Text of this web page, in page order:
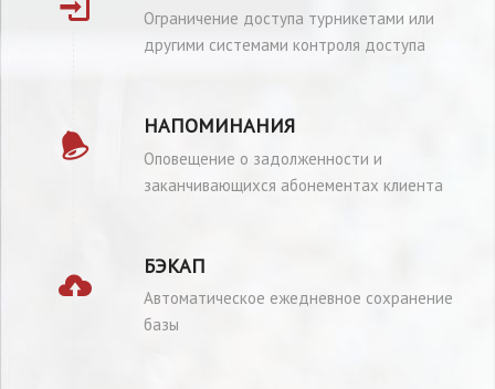
Ограничение доступа турникетами или
другими системами контроля доступа
НАПОМИНАНИЯ
Оповещение о задолженности и
заканчивающихся абонементах клиента
БЭКАП
Автоматическое ежедневное сохранение
базы